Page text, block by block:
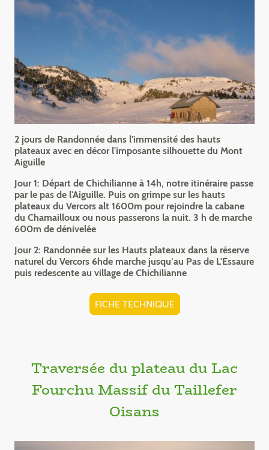
2 jours de Randonnée dans l'immensité des hauts
plateaux avec en décor l'imposante silhouette du Mont
Aiguille
Jour 1: Départ de Chichilianne à 14h, notre itinéraire passe
par le pas de l'Aiguille. Puis on grimpe sur les hauts
plateaux du Vercors alt 1600m pour rejoindre la cabane
du Chamailloux ou nous passerons la nuit. 3 h de marche
600m de dénivelée
Jour 2: Randonnée sur les Hauts plateaux dans la réserve
naturel du Vercors 6hde marche jusqu’au Pas de L'Essaure
puis redescente au village de Chichilianne
FICHE TECHNIQUE
Traversée du plateau du Lac
Fourchu Massif du Taillefer
Oisans